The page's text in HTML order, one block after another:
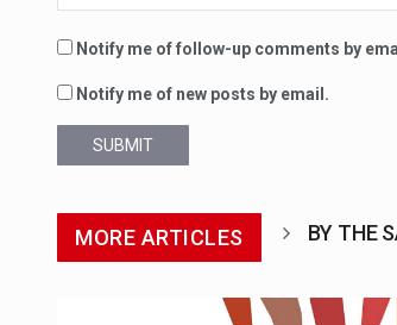
Notify me of follow-up comments by
Notify me of new posts by email.
SUBMIT
MORE ARTICLES BY THE